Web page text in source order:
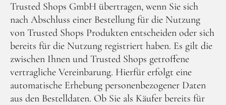
Trusted Shops GmbH übertragen, wenn Sie sich
nach Abschluss einer Bestellung für die Nutzung
von Trusted Shops Produkten entscheiden oder sich
bereits für die Nutzung registriert haben. Es gilt die
zwischen Ihnen und Trusted Shops getroffene
vertragliche Vereinbarung. Hierfür erfolgt eine
automatische Erhebung personenbezogener Daten
aus den Bestelldaten. Ob Sie als Käufer bereits für